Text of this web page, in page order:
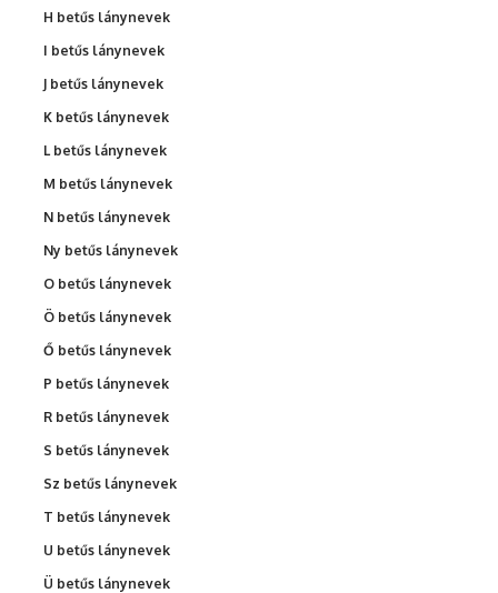
H betűs lánynevek
I betűs lánynevek
J betűs lánynevek
K betűs lánynevek
L betűs lánynevek
M betűs lánynevek
N betűs lánynevek
Ny betűs lánynevek
O betűs lánynevek
Ö betűs lánynevek
Ő betűs lánynevek
P betűs lánynevek
R betűs lánynevek
S betűs lánynevek
Sz betűs lánynevek
T betűs lánynevek
U betűs lánynevek
Ü betűs lánynevek